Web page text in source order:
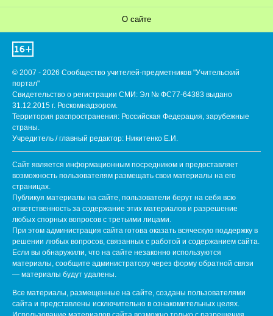
О сайте
© 2007 - 2026 Сообщество учителей-предметников "Учительский
портал"
Свидетельство о регистрации СМИ: Эл № ФС77-64383 выдано
31.12.2015 г. Роскомнадзором.
Территория распространения: Российская Федерация, зарубежные
страны.
Учредитель / главный редактор: Никитенко Е.И.
Сайт является информационным посредником и предоставляет
возможность пользователям размещать свои материалы на его
страницах.
Публикуя материалы на сайте, пользователи берут на себя всю
ответственность за содержание этих материалов и разрешение
любых спорных вопросов с третьими лицами.
При этом администрация сайта готова оказать всяческую поддержку в
решении любых вопросов, связанных с работой и содержанием сайта.
Если вы обнаружили, что на сайте незаконно используются
материалы, сообщите администратору через форму обратной связи
— материалы будут удалены.
Все материалы, размещенные на сайте, созданы пользователями
сайта и представлены исключительно в ознакомительных целях.